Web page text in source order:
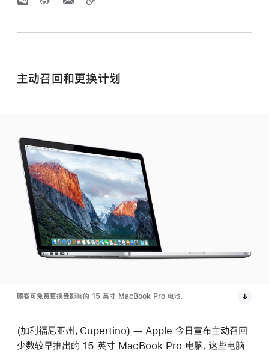
主动召回和更换计划
顾客可免费更换受影响的 15 英寸 MacBook Pro 电池。
(加利福尼亚州，Cupertino) — Apple 今日宣布主动召回
少数较早推出的 15 英寸 MacBook Pro 电脑，这些电脑